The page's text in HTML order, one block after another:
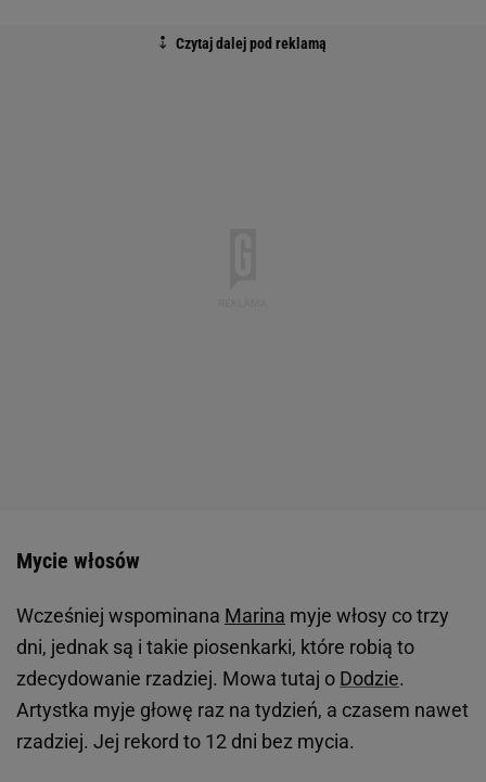
Mycie włosów
Wcześniej wspominana Marina myje włosy co trzy
dni, jednak są i takie piosenkarki, które robią to
zdecydowanie rzadziej. Mowa tutaj o Dodzie.
Artystka myje głowę raz na tydzień, a czasem nawet
rzadziej. Jej rekord to 12 dni bez mycia.